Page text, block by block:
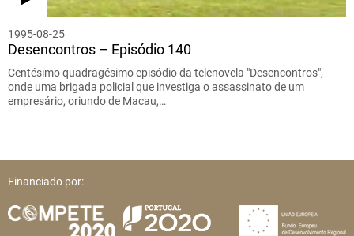
1995-08-25
Desencontros – Episódio 140
Centésimo quadragésimo episódio da telenovela "Desencontros",
onde uma brigada policial que investiga o assassinato de um
empresário, oriundo de Macau,…
Financiado por: